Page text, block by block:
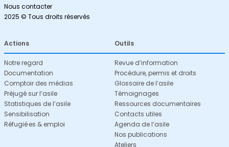
Nous contacter
2025 © Tous droits réservés
Actions
Notre regard
Documentation
Comptoir des médias
Préjugé sur l’asile
Statistiques de l’asile
Sensibilisation
Réfugié·es & emploi
Outils
Revue d’information
Procédure, permis et droits
Glossaire de l’asile
Témoignages
Ressources documentaires
Contacts utiles
Agenda de l’asile
Nos publications
Ateliers